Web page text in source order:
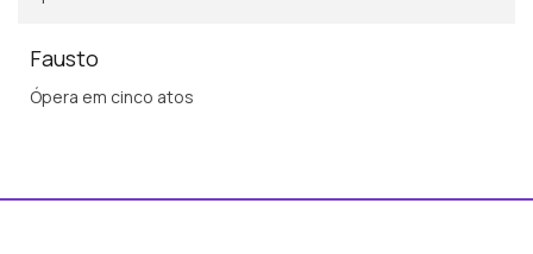
Fausto
Ópera em cinco atos